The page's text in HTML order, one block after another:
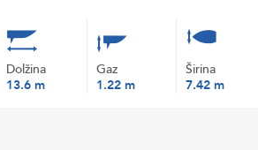
Dolžina
13.6 m
Gaz
1.22 m
Širina
7.42 m